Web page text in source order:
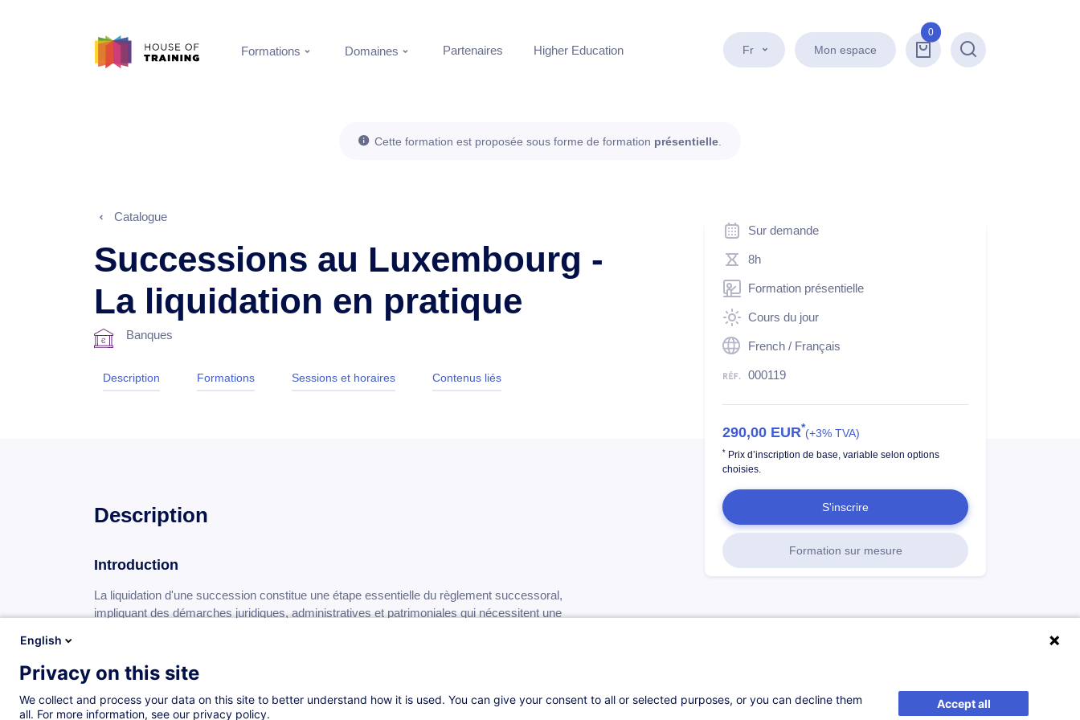
Fr Mon espace
0
Recherche
Formations Domaines Partenaires Higher Education
Cette formation est proposée sous forme de formation présentielle
Catalogue
Successions au Luxembourg -
La liquidation en pratique
Banques
Description Formations Sessions et horaires Contenus liés
Sur demande
8h
Formation présentielle
Cours du jour
French / Français
000119
290,00 EUR*(+3% TVA)
* Prix d’inscription de base, variable selon options
choisies.
S'inscrire
Formation sur mesure
Description
Introduction
La liquidation d'une succession constitue une étape essentielle du règlement successoral,
impliquant des démarches juridiques, administratives et patrimoniales qui nécessitent une
essentielle pour assurer un traitement efficace et conforme des successions.
Objectifs
English
Privacy on this site
We collect and process your data on this site to better understand how it is used. You can give your consent to all or selected purposes, or you can decline them
all. For more information, see our privacy policy.
Accept all